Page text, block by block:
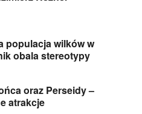
populacja wilków w
obala stereotypy
oraz Perseidy –
atrakcje